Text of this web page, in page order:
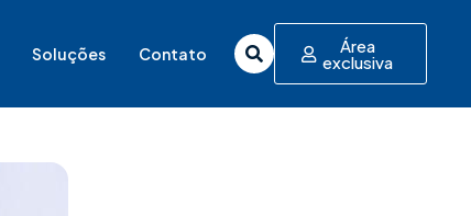
Soluções Contato Área
exclusiva